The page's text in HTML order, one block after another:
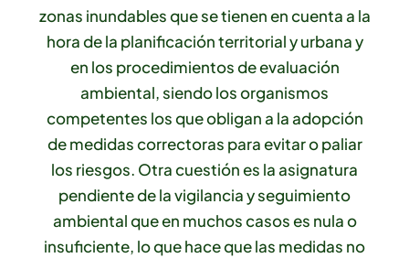
zonas inundables que se tienen en cuenta a la
hora de la planificación territorial y urbana y
en los procedimientos de evaluación
ambiental, siendo los organismos
competentes los que obligan a la adopción
de medidas correctoras para evitar o paliar
los riesgos. Otra cuestión es la asignatura
pendiente de la vigilancia y seguimiento
ambiental que en muchos casos es nula o
insuficiente, lo que hace que las medidas no